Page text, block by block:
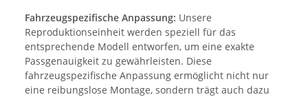
Fahrzeugspezifische Anpassung: Unsere
Reproduktionseinheit werden speziell für das
entsprechende Modell entworfen, um eine exakte
Passgenauigkeit zu gewährleisten. Diese
fahrzeugspezifische Anpassung ermöglicht nicht nur
eine reibungslose Montage, sondern trägt auch dazu